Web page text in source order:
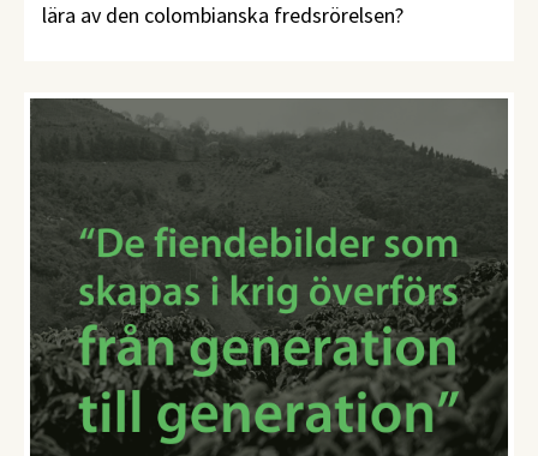
lära av den colombianska fredsrörelsen?